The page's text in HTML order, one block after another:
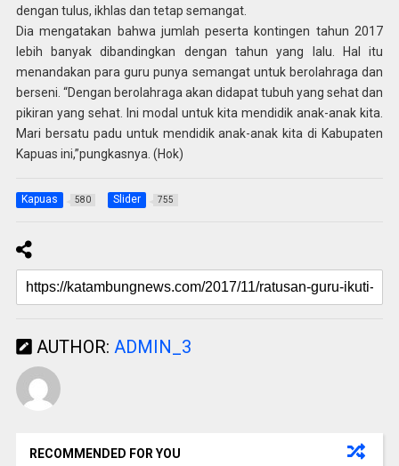
dengan tulus, ikhlas dan tetap semangat.
Dia mengatakan bahwa jumlah peserta kontingen tahun 2017
lebih banyak dibandingkan dengan tahun yang lalu. Hal itu
menandakan para guru punya semangat untuk berolahraga dan
berseni. “Dengan berolahraga akan didapat tubuh yang sehat dan
pikiran yang sehat. Ini modal untuk kita mendidik anak-anak kita.
Mari bersatu padu untuk mendidik anak-anak kita di Kabupaten
Kapuas ini,”pungkasnya. (Hok)
Kapuas 580 Slider 755
AUTHOR: ADMIN_3
RECOMMENDED FOR YOU